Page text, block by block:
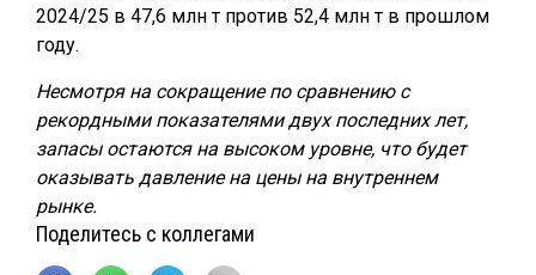
2024/25 в 47,6 млн т против 52,4 млн т в прошлом
году.
Несмотря на сокращение по сравнению с
рекордными показателями двух последних лет,
запасы остаются на высоком уровне, что будет
оказывать давление на цены на внутреннем
рынке.
Поделитесь с коллегами